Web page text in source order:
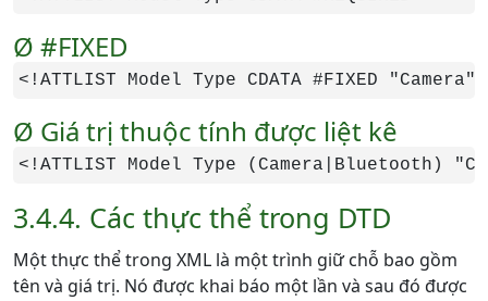
Ø #FIXED
<!ATTLIST Model Type CDATA #FIXED "Camera">
Ø Giá trị thuộc tính được liệt kê
<!ATTLIST Model Type (Camera|Bluetooth)
3.4.4. Các thực thể trong DTD
Một thực thể trong XML là một trình giữ chỗ bao gồm
tên và giá trị. Nó được khai báo một lần và sau đó được